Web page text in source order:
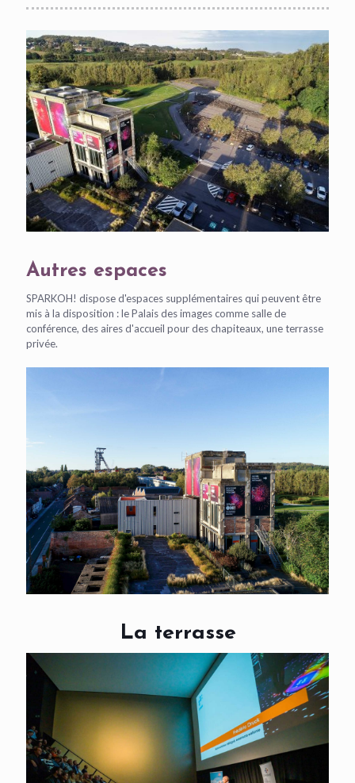
Autres espaces
SPARKOH! dispose d'espaces supplémentaires qui peuvent être
mis à la disposition : le Palais des images comme salle de
conférence, des aires d'accueil pour des chapiteaux, une terrasse
privée.
La terrasse